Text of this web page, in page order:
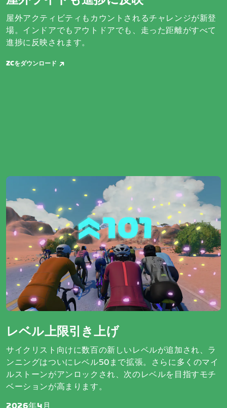
屋外アクティビティもカウントされるチャレンジが新登
場。インドアでもアウトドアでも、走った距離がすべて
進捗に反映されます。
ZCをダウンロード
レベル上限引き上げ
サイクリスト向けに数百の新しいレベルが追加され、ラ
ンニングはついにレベル50まで拡張。さらに多くのマイ
ルストーンがアンロックされ、次のレベルを目指すモチ
ベーションが高まります。